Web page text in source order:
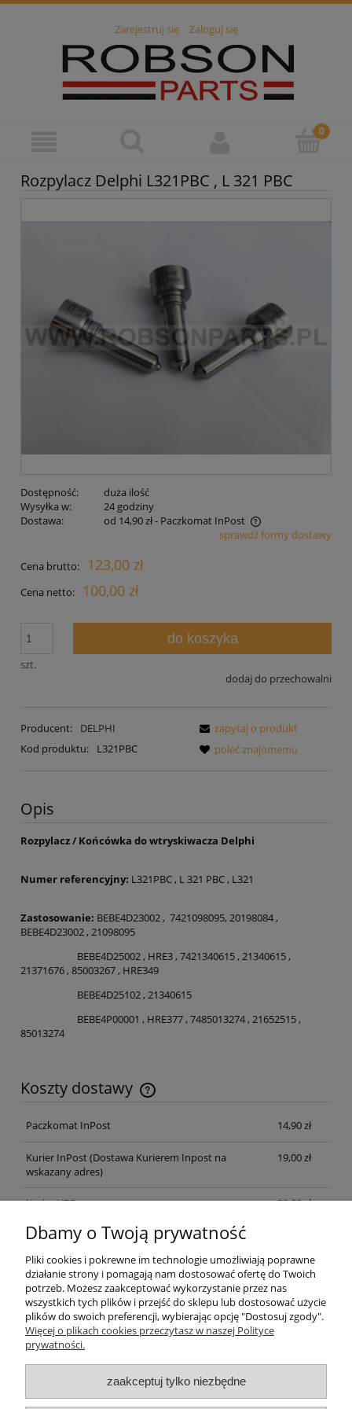
Zarejestruj się Zaloguj się
Rozpylacz Delphi L321PBC , L 321 PBC
Dostępność:
duża ilość
Wysyłka w:
24 godziny
Dostawa:
od 14,90 zł- Paczkomat InPost
Cena nie zawiera ewentualnych kosztów płatnościsprawdź formy dostawy
Cena brutto: 123,00 zł
Cena netto: 100,00 zł
szt.
do koszyka
dodaj do przechowalni
Producent:
DELPHI
Kod produktu:
L321PBC
zapytaj o produkt
poleć znajomemu
Opis
Rozpylacz / Końcówka do wtryskiwacza Delphi
Numer referencyjny: L321PBC , L 321 PBC , L321
Zastosowanie: BEBE4D23002 , 7421098095, 20198084 ,
BEBE4D23002 , 21098095
BEBE4D25002 , HRE3 , 7421340615 , 21340615 ,
21371676 , 85003267 , HRE349
BEBE4D25102 , 21340615
BEBE4P00001 , HRE377 , 7485013274 , 21652515 ,
85013274
Koszty dostawy
Cena nie zawiera ewentualnych kosztów płatności
Paczkomat InPost
14,90 zł
Kurier InPost(Dostawa Kurierem Inpost na
wskazany adres)
19,00 zł
Kurier UPS 32,00 zł
Odbiór osobisty (odbiór w siedzibie firmy)
Pomoc
Moje konto
Informacje
Dbamy o Twoją prywatność
Pliki cookies i pokrewne im technologie umożliwiają poprawne
działanie strony i pomagają nam dostosować ofertę do Twoich
potrzeb. Możesz zaakceptować wykorzystanie przez nas
wszystkich tych plików i przejść do sklepu lub dostosować użycie
plików do swoich preferencji, wybierając opcję "Dostosuj zgody".
Więcej o plikach cookies przeczytasz w naszej Polityce
prywatności.
zaakceptuj tylko niezbędne